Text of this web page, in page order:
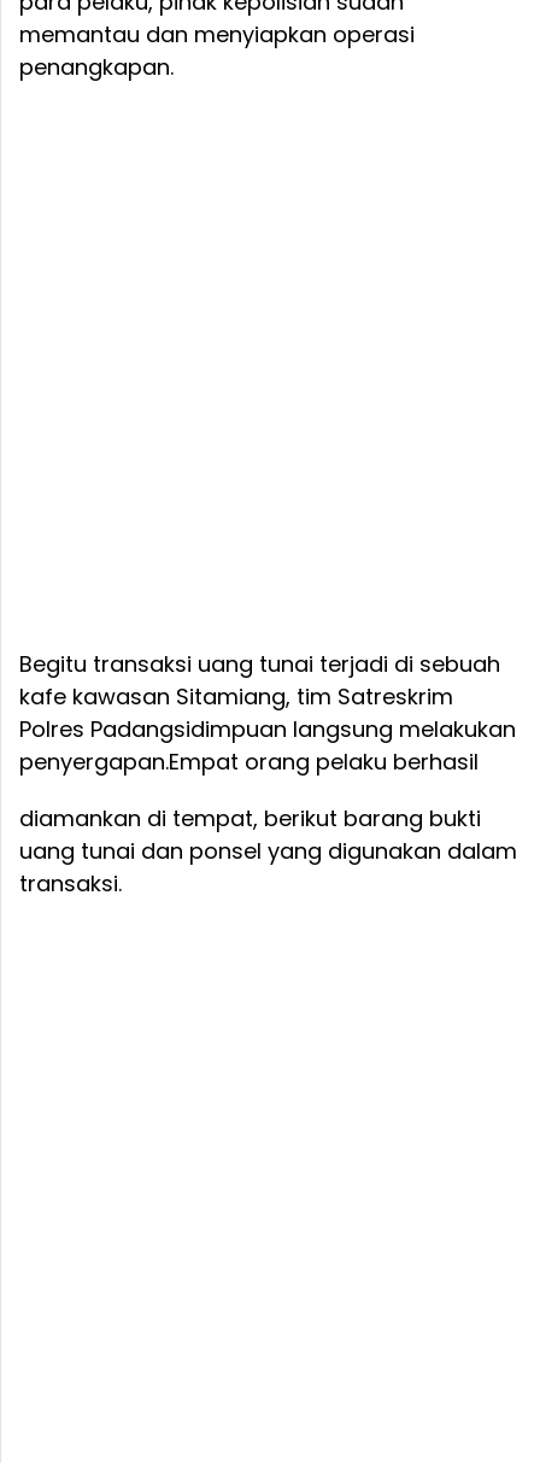
memantau dan menyiapkan operasi
penangkapan.
Begitu transaksi uang tunai terjadi di sebuah
kafe kawasan Sitamiang, tim Satreskrim
Polres Padangsidimpuan langsung melakukan
penyergapan.Empat orang pelaku berhasil
diamankan di tempat, berikut barang bukti
uang tunai dan ponsel yang digunakan dalam
transaksi.